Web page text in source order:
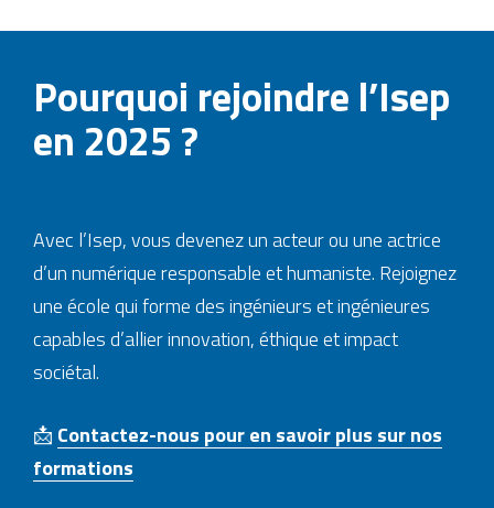
Pourquoi rejoindre l’Isep
en 2025 ?
Avec l’Isep, vous devenez un acteur ou une actrice
d’un numérique responsable et humaniste. Rejoignez
une école qui forme des ingénieurs et ingénieures
capables d’allier innovation, éthique et impact
sociétal.
📩 Contactez-nous pour en savoir plus sur nos
formations